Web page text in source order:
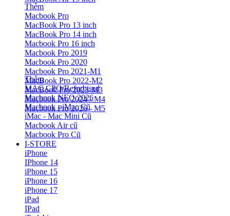
Thêm
Macbook Pro
MacBook Pro 13 inch
MacBook Pro 14 inch
Macbook Pro 16 inch
Macbook Pro 2019
Macbook Pro 2020
Macbook Pro 2021-M1
MacBook Pro 2022-M2
MacBook Pro 2023-M3
Macbook Pro 2024 - M4
Macbook Pro 2026 - M5
Thêm
MAC CPO/Refurbised
Macbook NEO 2026
Macbook - iMac Cũ
iMac - Mac Mini Cũ
Macbook Air cũ
Macbook Pro Cũ
I-STORE
iPhone
IPhone 14
iPhone 15
iPhone 16
iPhone 17
iPad
IPad